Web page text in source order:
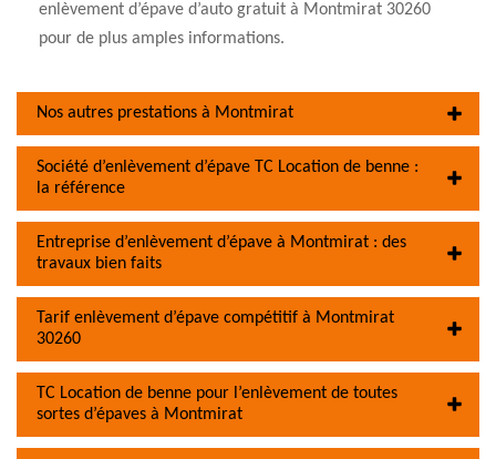
enlèvement d’épave d’auto gratuit à Montmirat 30260
pour de plus amples informations.
Nos autres prestations à Montmirat
Société d’enlèvement d’épave TC Location de benne :
la référence
Entreprise d’enlèvement d’épave à Montmirat : des
travaux bien faits
Tarif enlèvement d’épave compétitif à Montmirat
30260
TC Location de benne pour l’enlèvement de toutes
sortes d’épaves à Montmirat